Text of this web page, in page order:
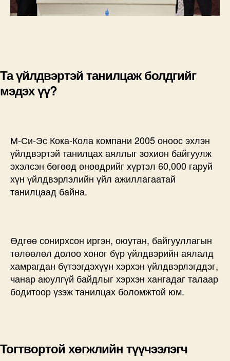
Та үйлдвэртэй танилцаж болдгийг
мэдэх үү?
М-Си-Эс Кока-Кола компани 2005 оноос эхлэн
үйлдвэртэй танилцах аяллыг зохион байгуулж
эхэлсэн бөгөөд өнөөдрийг хүртэл 60,000 гаруй
хүн үйлдвэрлэлийн үйл ажиллагаатай
танилцаад байна.
Өдгөө сонирхсон иргэн, оюутан, байгууллагын
төлөөлөл долоо хоног бүр үйлдвэрийн аялалд
хамрагдан бүтээгдэхүүн хэрхэн үйлдвэрлэгддэг,
чанар аюулгүй байдлыг хэрхэн хангадаг талаар
бодитоор үзэж танилцах боломжтой юм.
Тогтвортой хөгжлийн түүчээлэгч